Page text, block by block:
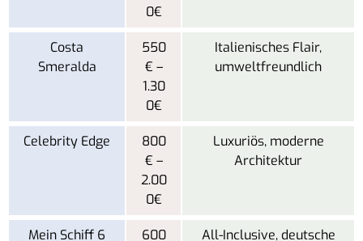
0€
Costa
Smeralda
550
€ –
1.30
0€
Italienisches Flair,
umweltfreundlich
Celebrity Edge
800
€ –
2.00
0€
Luxuriös, moderne
Architektur
Mein Schiff 6
600
All-Inclusive, deutsche